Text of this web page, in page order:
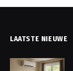
LAATSTE NIEUWE